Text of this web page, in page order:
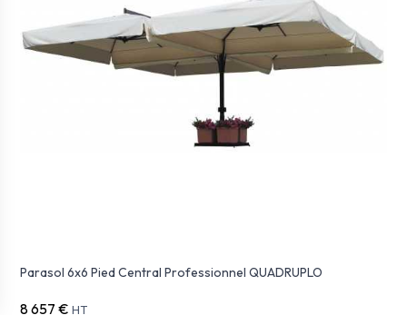
Parasol 6x6 Pied Central Professionnel QUADRUPLO
8 657 € HT